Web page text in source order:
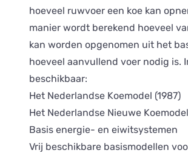
hoeveel ruwvoer een koe kan
manier wordt berekend hoeveel
kan worden opgenomen uit het
hoeveel aanvullend voer nodig is.
beschikbaar:
Het Nederlandse Koemodel (1987)
Het Nederlandse Nieuwe
Basis energie- en eiwitsystemen
Vrij beschikbare basismodellen